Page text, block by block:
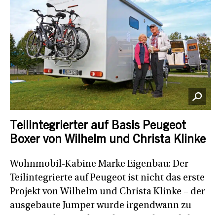
Teilintegrierter auf Basis Peugeot
Boxer von Wilhelm und Christa Klinke
Wohnmobil-Kabine Marke Eigenbau: Der
Teilintegrierte auf Peugeot ist nicht das erste
Projekt von Wilhelm und Christa Klinke – der
ausgebaute Jumper wurde irgendwann zu